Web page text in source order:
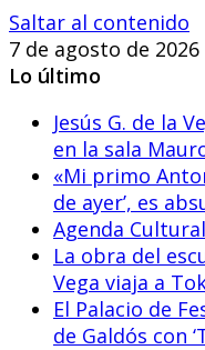
Saltar al contenido
7 de agosto de 2026
Lo último
Jesús G. de la
en la sala
«Mi primo
de ayer’, es
Agenda
La obra del
Vega viaja a
El Palacio de
de Galdós con